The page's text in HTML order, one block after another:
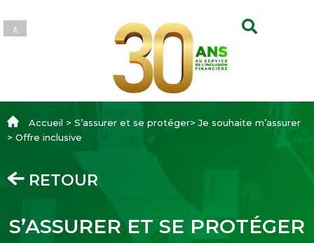
ع
Accueil > S’assurer et se protéger> Je souhaite m’assurer
> Offre inclusive
RETOUR
S’ASSURER ET SE PROTÉGER